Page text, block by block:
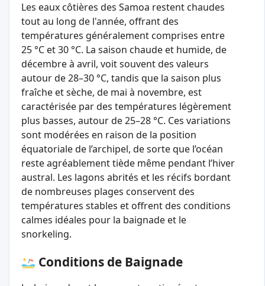
Les eaux côtières des Samoa restent chaudes
tout au long de l'année, offrant des
températures généralement comprises entre
25 °C et 30 °C. La saison chaude et humide, de
décembre à avril, voit souvent des valeurs
autour de 28–30 °C, tandis que la saison plus
fraîche et sèche, de mai à novembre, est
caractérisée par des températures légèrement
plus basses, autour de 25–28 °C. Ces variations
sont modérées en raison de la position
équatoriale de l’archipel, de sorte que l’océan
reste agréablement tiède même pendant l’hiver
austral. Les lagons abrités et les récifs bordant
de nombreuses plages conservent des
températures stables et offrent des conditions
calmes idéales pour la baignade et le
snorkeling.
Conditions de Baignade